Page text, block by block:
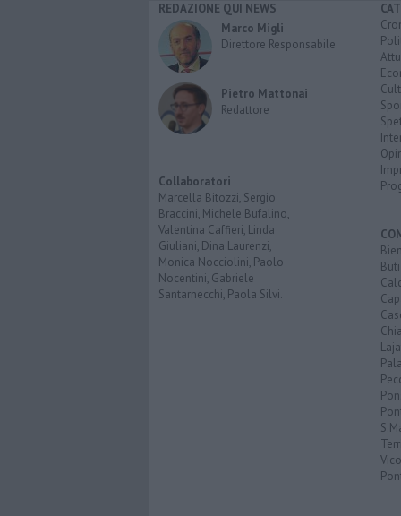
REDAZIONE QUI NEWS
Marco Migli
Direttore Responsabile
Pietro Mattonai
Redattore
Collaboratori
Marcella Bitozzi, Sergio
Braccini, Michele Bufalino,
Valentina Caffieri, Linda
Giuliani, Dina Laurenzi,
Monica Nocciolini, Paolo
Nocentini, Gabriele
Santarnecchi, Paola Silvi.
Buti